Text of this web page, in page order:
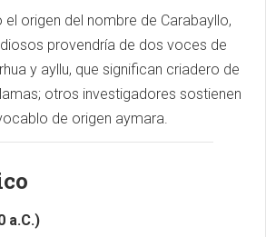
origen del nombre de Carabayllo,
provendría de dos voces de
y ayllu, que significan criadero de
otros investigadores sostienen
de origen aymara.
a.C.)